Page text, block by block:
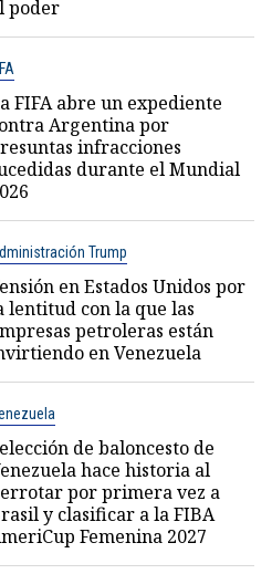
poder
FIFA abre un expediente
Argentina por
infracciones
durante el Mundial
Trump
en Estados Unidos por
lentitud con la que las
petroleras están
en Venezuela
de baloncesto de
hace historia al
por primera vez a
y clasificar a la FIBA
Femenina 2027